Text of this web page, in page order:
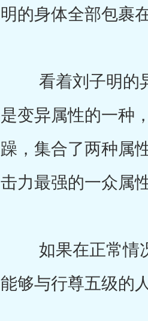
明的身体全部包裹
看着刘子明的异
是变异属性的一种
躁，集合了两种属
击力最强的一众属
如果在正常情况
能够与行尊五级的